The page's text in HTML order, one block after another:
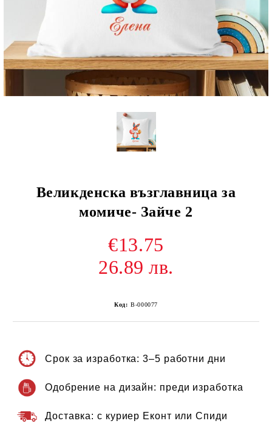
Великденска възглавница за
момиче- Зайче 2
€13.75
26.89 лв.
Код: В-000077
Срок за изработка: 3–5 работни дни
Одобрение на дизайн: преди изработка
Доставка: с куриер Еконт или Спиди